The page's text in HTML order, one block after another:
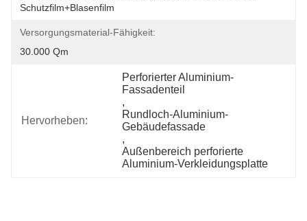
Schutzfilm+Blasenfilm
Versorgungsmaterial-Fähigkeit:
30.000 Qm
Hervorheben:
Perforierter Aluminium-
Fassadenteil
,
Rundloch-Aluminium-
Gebäudefassade
,
Außenbereich perforierte
Aluminium-Verkleidungsplatte